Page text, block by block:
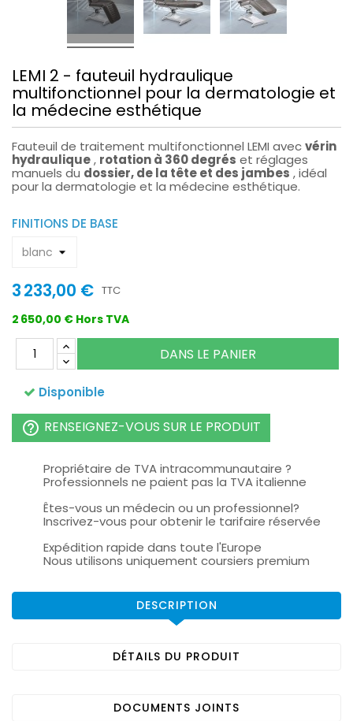
LEMI 2 - fauteuil hydraulique
multifonctionnel pour la dermatologie et
la médecine esthétique
Fauteuil de traitement multifonctionnel LEMI avecvérin
hydraulique, rotation à 360 degrés et réglages
manuels du dossier, de la tête et des jambes , idéal
pour la dermatologie et la médecine esthétique.
FINITIONS DE BASE
3 233,00 € TTC
2 650,00 € Hors TVA
DANS LE PANIER
Disponible
help_outline RENSEIGNEZ-VOUS SUR LE PRODUIT
Propriétaire de TVA intracommunautaire ?
Professionnels ne paient pas la TVA italienne
Êtes-vous un médecin ou un professionnel?
Inscrivez-vous pour obtenir le tarifaire réservée
Expédition rapide dans toute l'Europe
Nous utilisons uniquement coursiers premium
DESCRIPTION
DÉTAILS DU PRODUIT
DOCUMENTS JOINTS